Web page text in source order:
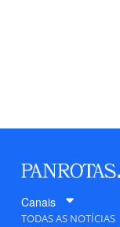
Canais
TODAS AS NOTÍCIAS